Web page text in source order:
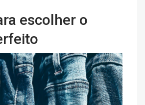
escolher o